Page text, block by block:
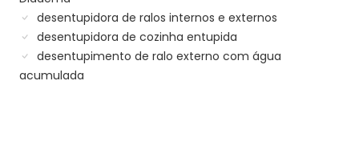
desentupidora de ralos internos e externos
desentupidora de cozinha entupida
desentupimento de ralo externo com água
acumulada